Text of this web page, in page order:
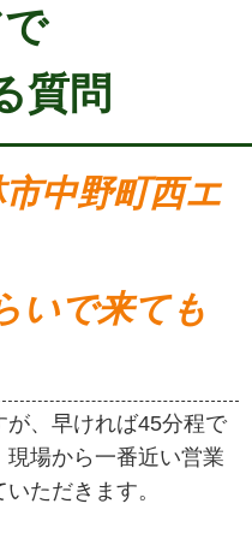
質問
中野町西エ
いで来ても
が、早ければ45分程で
場から一番近い営業
ただきます。